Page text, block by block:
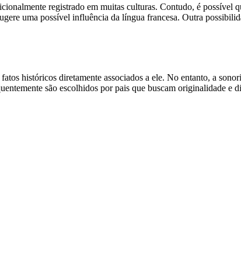
registrado em muitas culturas. Contudo, é possível
uma possível influência da língua francesa. Outra
históricos diretamente associados a ele. No entanto, a
são escolhidos por pais que buscam originalidade e